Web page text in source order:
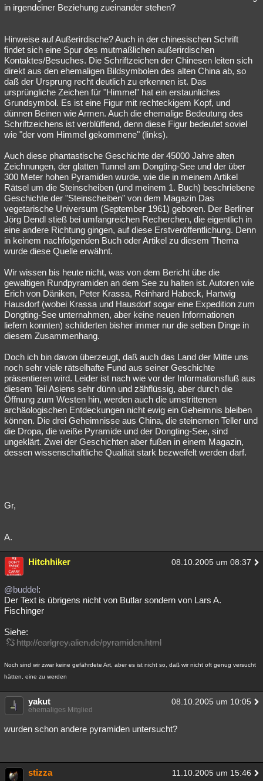
in irgendeiner Beziehung zueinander stehen?
Hinweise auf Außerirdische? Auch in der chinesischen Schrift
findet sich eine Spur des mutmaßlichen außerirdischen
Kontaktes/Besuches. Die Schriftzeichen der Chinesen leiten sich
direkt aus den ehemaligen Bildsymbolen des alten China ab, so
daß der Ursprung recht deutlich zu erkennen ist. Das
ursprüngliche Zeichen für "Himmel" hat ein erstaunliches
Grundsymbol. Es ist eine Figur mit rechteckigem Kopf, und
dünnen Beinen wie Armen. Auch die ehemalige Bedeutung des
Schriftzeichens ist verblüffend, denn diese Figur bedeutet soviel
wie "der vom Himmel gekommene" (links).
Auch diese phantastische Geschichte der 45000 Jahre alten
Zeichnungen, der glatten Tunnel am Dongting-See und der über
300 Meter hohen Pyramiden wurde, wie die in meinem Artikel
Rätsel um die Steinscheiben (und meinem 1. Buch) beschriebene
Geschichte der "Steinscheiben" von dem Magazin Das
vegetarische Universum (September 1961) geboren. Der Berliner
Jörg Dendl stieß bei umfangreichen Recherchen, die eigentlich in
eine andere Richtung gingen, auf diese Erstveröffentlichung. Denn
in keinem nachfolgenden Buch oder Artikel zu diesem Thema
wurde diese Quelle erwähnt.
Wir wissen bis heute nicht, was von dem Bericht übe die
gewaltigen Rundpyramiden an dem See zu halten ist. Autoren wie
Erich von Däniken, Peter Krassa, Reinhard Habeck, Hartwig
Hausdorf (wobei Krassa und Hausdorf sogar eine Expedition zum
Dongting-See unternahmen, aber keine neuen Informationen
liefern konnten) schilderten bisher immer nur die selben Dinge in
diesem Zusammenhang.
Doch ich bin davon überzeugt, daß auch das Land der Mitte uns
noch sehr viele rätselhafte Fund aus seiner Geschichte
präsentieren wird. Leider ist nach wie vor der Informationsfluß aus
diesem Teil Asiens sehr dünn und zähflüssig, aber durch die
Öffnung zum Westen hin, werden auch die umstrittenen
archäologischen Entdeckungen nicht ewig ein Geheimnis bleiben
können. Die drei Geheimnisse aus China, die steinernen Teller und
die Dropa, die weiße Pyramide und der Dongting-See, sind
ungeklärt. Zwei der Geschichten aber fußen in einem Magazin,
dessen wissenschaftliche Qualität stark bezweifelt werden darf.
Gr,
A.
Hitchhiker 08.10.2005 um 08:37
@buddel:
Der Text is übrigens nicht von Butlar sondern von Lars A.
Fischinger
Siehe:
http://earlgrey.alien.de/pyramiden.html
Noch sind wir zwar keine gefährdete Art, aber es ist nicht so, daß wir nicht oft genug versucht
hätten, eine zu werden
yakut 08.10.2005 um 10:05
ehemaliges Mitglied
wurden schon andere pyramiden untersucht?
stizza 11.10.2005 um 15:46